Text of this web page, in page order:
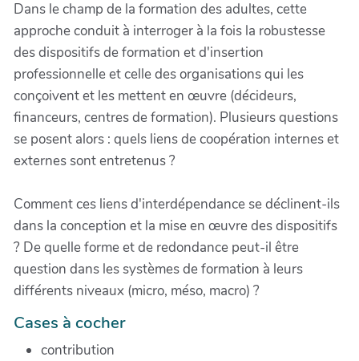
Dans le champ de la formation des adultes, cette
approche conduit à interroger à la fois la robustesse
des dispositifs de formation et d'insertion
professionnelle et celle des organisations qui les
conçoivent et les mettent en œuvre (décideurs,
financeurs, centres de formation). Plusieurs questions
se posent alors : quels liens de coopération internes et
externes sont entretenus ?
Comment ces liens d'interdépendance se déclinent-ils
dans la conception et la mise en œuvre des dispositifs
? De quelle forme et de redondance peut-il être
question dans les systèmes de formation à leurs
différents niveaux (micro, méso, macro) ?
Cases à cocher
contribution